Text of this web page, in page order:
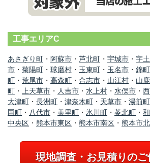
工事エリアC
あさぎり町 ・ 阿蘇市 ・ 芦北町 ・ 宇城市 ・ 宇
市 ・ 菊陽町 ・ 球磨村 ・ 玉東町 ・ 玉名市 ・ 錦町
町 ・ 荒尾市 ・ 高森町 ・ 合志市 ・ 山江村 ・ 山
町 ・ 上天草市 ・ 人吉市 ・ 水上村 ・ 水俣市 ・
大津町 ・ 長洲町 ・ 津奈木町 ・ 天草市 ・ 湯前町
国町 ・ 八代市 ・ 美里町 ・ 氷川町 ・ 苓北町 ・
中央区 ・ 熊本市東区 ・ 熊本市南区 ・ 熊本市
現地調査・お見積りの